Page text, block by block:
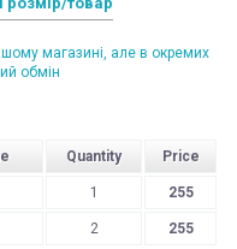
магазині, але в окремих
обмін
Quantity Price
1 255
2 255